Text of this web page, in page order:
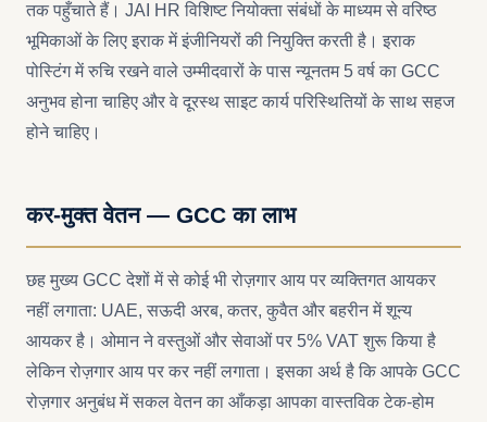
तक पहुँचाते हैं। JAI HR विशिष्ट नियोक्ता संबंधों के माध्यम से वरिष्ठ
भूमिकाओं के लिए इराक में इंजीनियरों की नियुक्ति करती है। इराक
पोस्टिंग में रुचि रखने वाले उम्मीदवारों के पास न्यूनतम 5 वर्ष का GCC
अनुभव होना चाहिए और वे दूरस्थ साइट कार्य परिस्थितियों के साथ सहज
होने चाहिए।
कर-मुक्त वेतन — GCC का लाभ
छह मुख्य GCC देशों में से कोई भी रोज़गार आय पर व्यक्तिगत आयकर
नहीं लगाता: UAE, सऊदी अरब, कतर, कुवैत और बहरीन में शून्य
आयकर है। ओमान ने वस्तुओं और सेवाओं पर 5% VAT शुरू किया है
लेकिन रोज़गार आय पर कर नहीं लगाता। इसका अर्थ है कि आपके GCC
रोज़गार अनुबंध में सकल वेतन का आँकड़ा आपका वास्तविक टेक-होम